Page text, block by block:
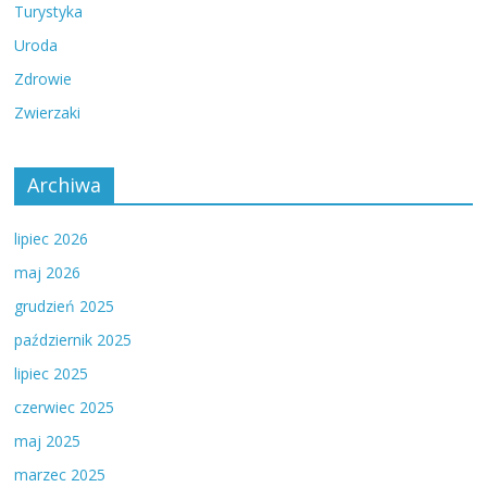
Turystyka
Uroda
Zdrowie
Zwierzaki
Archiwa
lipiec 2026
maj 2026
grudzień 2025
październik 2025
lipiec 2025
czerwiec 2025
maj 2025
marzec 2025